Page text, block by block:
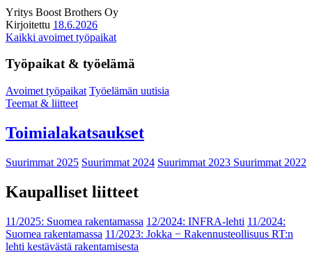
Yritys Boost Brothers Oy
Kirjoitettu 18.6.2026
Kaikki avoimet työpaikat
Työpaikat & työelämä
Avoimet työpaikat Työelämän uutisia
Teemat & liitteet
Toimialakatsaukset
Suurimmat 2025 Suurimmat 2024 Suurimmat 2023 Suurimmat 2022
Kaupalliset liitteet
11/2025: Suomea rakentamassa 12/2024: INFRA-lehti 11/2024:
Suomea rakentamassa 11/2023: Jokka − Rakennusteollisuus RT:n
lehti kestävästä rakentamisesta